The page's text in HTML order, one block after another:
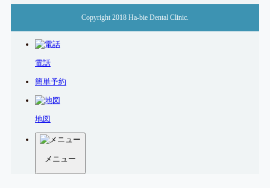
Copyright 2018 Ha-bie Dental Clinic.
電話
簡単予約
地図
メニュー